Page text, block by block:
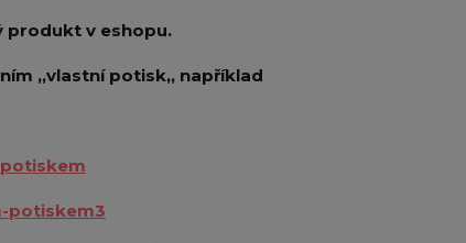
produkt v eshopu.
,,vlastní potisk,, například
potiskem3